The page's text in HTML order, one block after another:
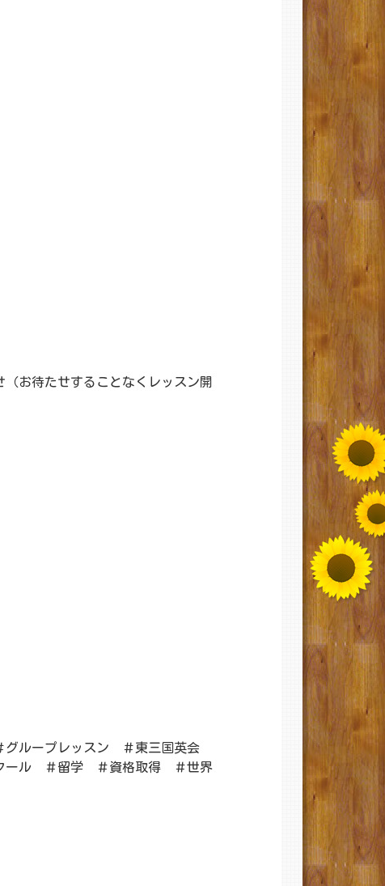
お待たせすることなくレッスン開
ループレッスン ＃東三国英会
ール ＃留学 ＃資格取得 ＃世界